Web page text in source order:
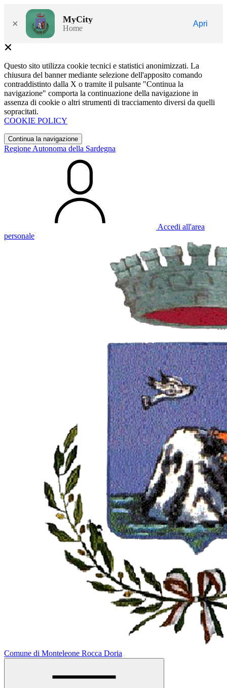
× MyCity
Home
Apri
Questo sito utilizza cookie tecnici e statistici anonimizzati. La
chiusura del banner mediante selezione dell'apposito comando
contraddistinto dalla X o tramite il pulsante "Continua la
navigazione" comporta la continuazione della navigazione in
assenza di cookie o altri strumenti di tracciamento diversi da quelli
sopracitati.
COOKIE POLICY
Continua la navigazione
Regione Autonoma della Sardegna
Accedi all'area
personale
Comune di Monteleone Rocca Doria